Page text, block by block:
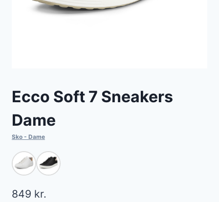
Ecco Soft 7 Sneakers
Dame
Sko - Dame
849 kr.